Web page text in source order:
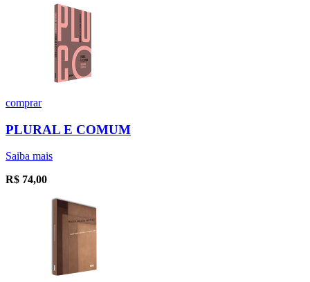
comprar
PLURAL E COMUM
Saiba mais
R$ 74,00